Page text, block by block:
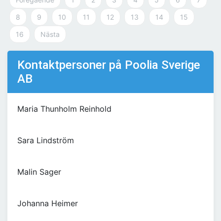
8 9 10 11 12 13 14 15
16 Nästa
Kontaktpersoner på Poolia Sverige
AB
Maria Thunholm Reinhold
Sara Lindström
Malin Sager
Johanna Heimer